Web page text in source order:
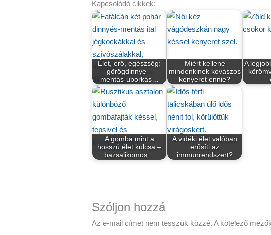
Kapcsolódó cikkek:
Élet, erő, egészség:
görögdinnye –
mentás-uborkás…
Miért kellene
mindenkinek kovászos
kenyeret ennie?
A
A gomba mint a
hosszú élet kulcsa –
bazsalikomos…
A vidéki élet valóban
erősíti az
immunrendszert?
Szóljon hozzá
Az e-mail címet nem tesszük közzé. A kötelező